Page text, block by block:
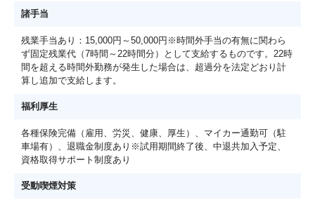
諸手当
残業手当あり：15,000円～50,000円※時間外手当の有無に関わら
ず固定残業代（7時間～22時間分）として支給するものです。22時
間を超える時間外勤務が発生した場合は、超過分を法定どおり計
算し追加で支給します。
福利厚生
各種保険完備（雇用、労災、健康、厚生）、マイカー通勤可（駐
車場有）、退職金制度あり※試用期間終了後、中退共加入予定、
資格取得サポート制度あり
受動喫煙対策